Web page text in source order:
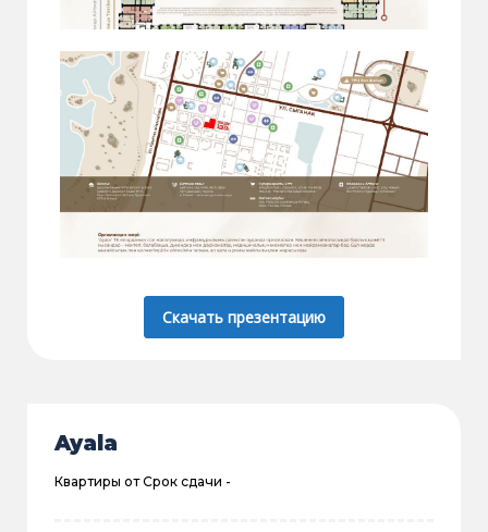
Скачать презентацию
Ayala
Квартиры отСрок сдачи -